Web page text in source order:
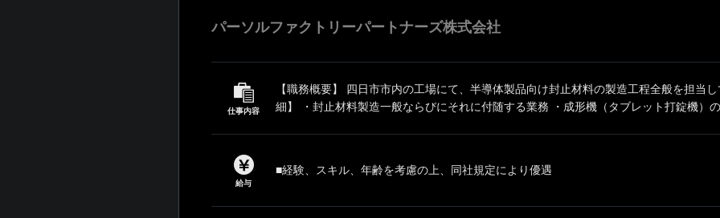
パーソルファクトリーパートナーズ株式会社
仕事内容
【職務概要】 四日市市内の工場にて、半導体製品向け封止材料の製造工程全般を担当
細】 ・封止材料製造一般ならびにそれに付随する業務 ・成形機（タブレット打錠機）の
給与
■経験、スキル、年齢を考慮の上、同社規定により優遇